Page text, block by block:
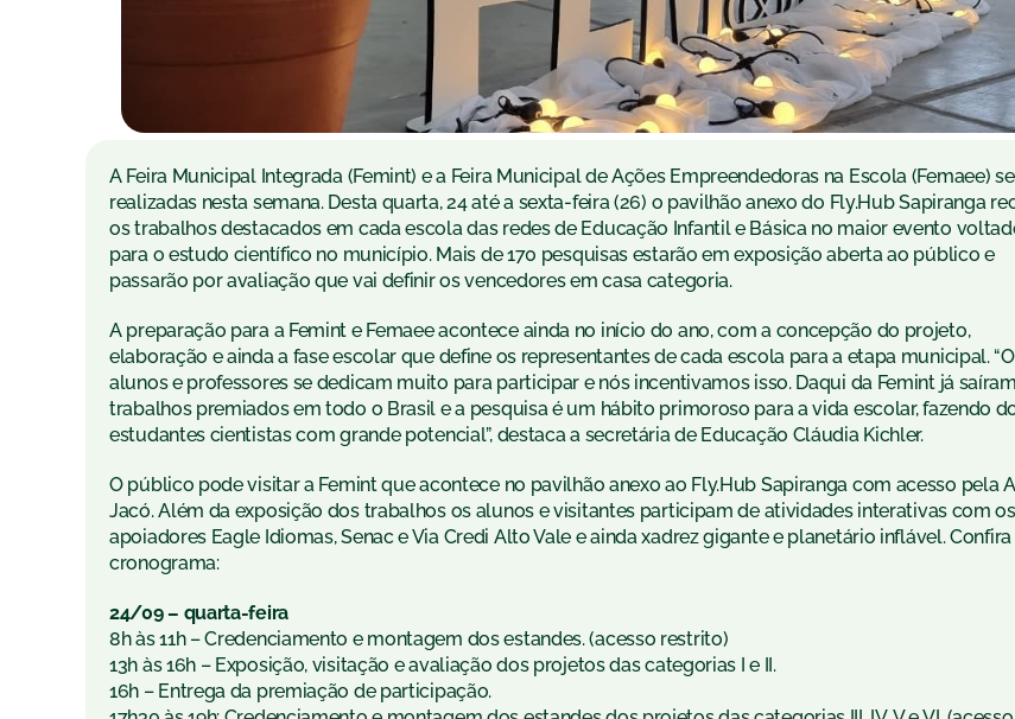
A Feira Municipal Integrada (Femint) e a Feira Municipal de Ações Empreendedoras na Escola (Femaee)
realizadas nesta semana. Desta quarta, 24 até a sexta-feira (26) o pavilhão anexo do Fly.Hub Sapiranga
os trabalhos destacados em cada escola das redes de Educação Infantil e Básica no maior evento
para o estudo científico no município. Mais de 170 pesquisas estarão em exposição aberta ao público e
passarão por avaliação que vai definir os vencedores em casa categoria.
A preparação para a Femint e Femaee acontece ainda no início do ano, com a concepção do projeto,
elaboração e ainda a fase escolar que define os representantes de cada escola para a etapa municipal.
alunos e professores se dedicam muito para participar e nós incentivamos isso. Daqui da Femint já saíram
trabalhos premiados em todo o Brasil e a pesquisa é um hábito primoroso para a vida escolar, fazendo
estudantes cientistas com grande potencial”, destaca a secretária de Educação Cláudia Kichler.
O público pode visitar a Femint que acontece no pavilhão anexo ao Fly.Hub Sapiranga com acesso pela
Jacó. Além da exposição dos trabalhos os alunos e visitantes participam de atividades interativas com os
apoiadores Eagle Idiomas, Senac e Via Credi Alto Vale e ainda xadrez gigante e planetário inflável. Confira
cronograma:
24/09 – quarta-feira
8h às 11h – Credenciamento e montagem dos estandes. (acesso restrito)
13h às 16h – Exposição, visitação e avaliação dos projetos das categorias I e II.
16h – Entrega da premiação de participação.